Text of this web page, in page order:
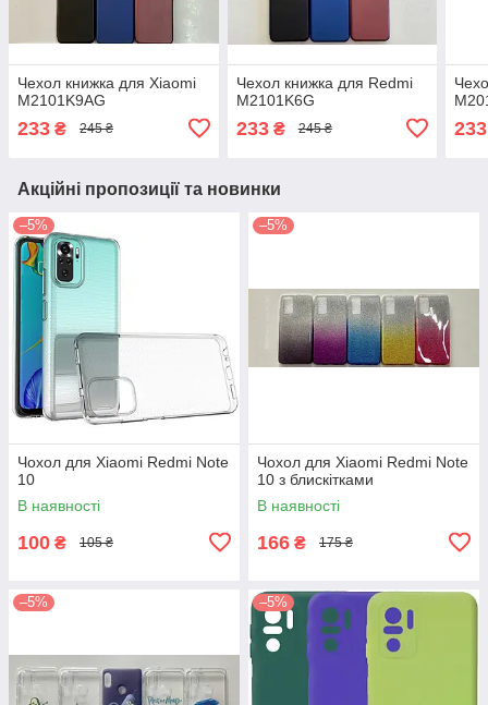
Чехол книжка для Xiaomi
M2101K9AG
233 ₴ 245 ₴
Чехол книжка для Redmi
M2101K6G
233₴ 245 ₴ 233
Акційні пропозиції та новинки
–5%
Чохол для Xiaomi Redmi Note
10
В наявності
100 ₴ 105 ₴
–5%
Чохол для Xiaomi Redmi Note
10 з блискітками
В наявності
166 ₴ 175 ₴
–5% –5%